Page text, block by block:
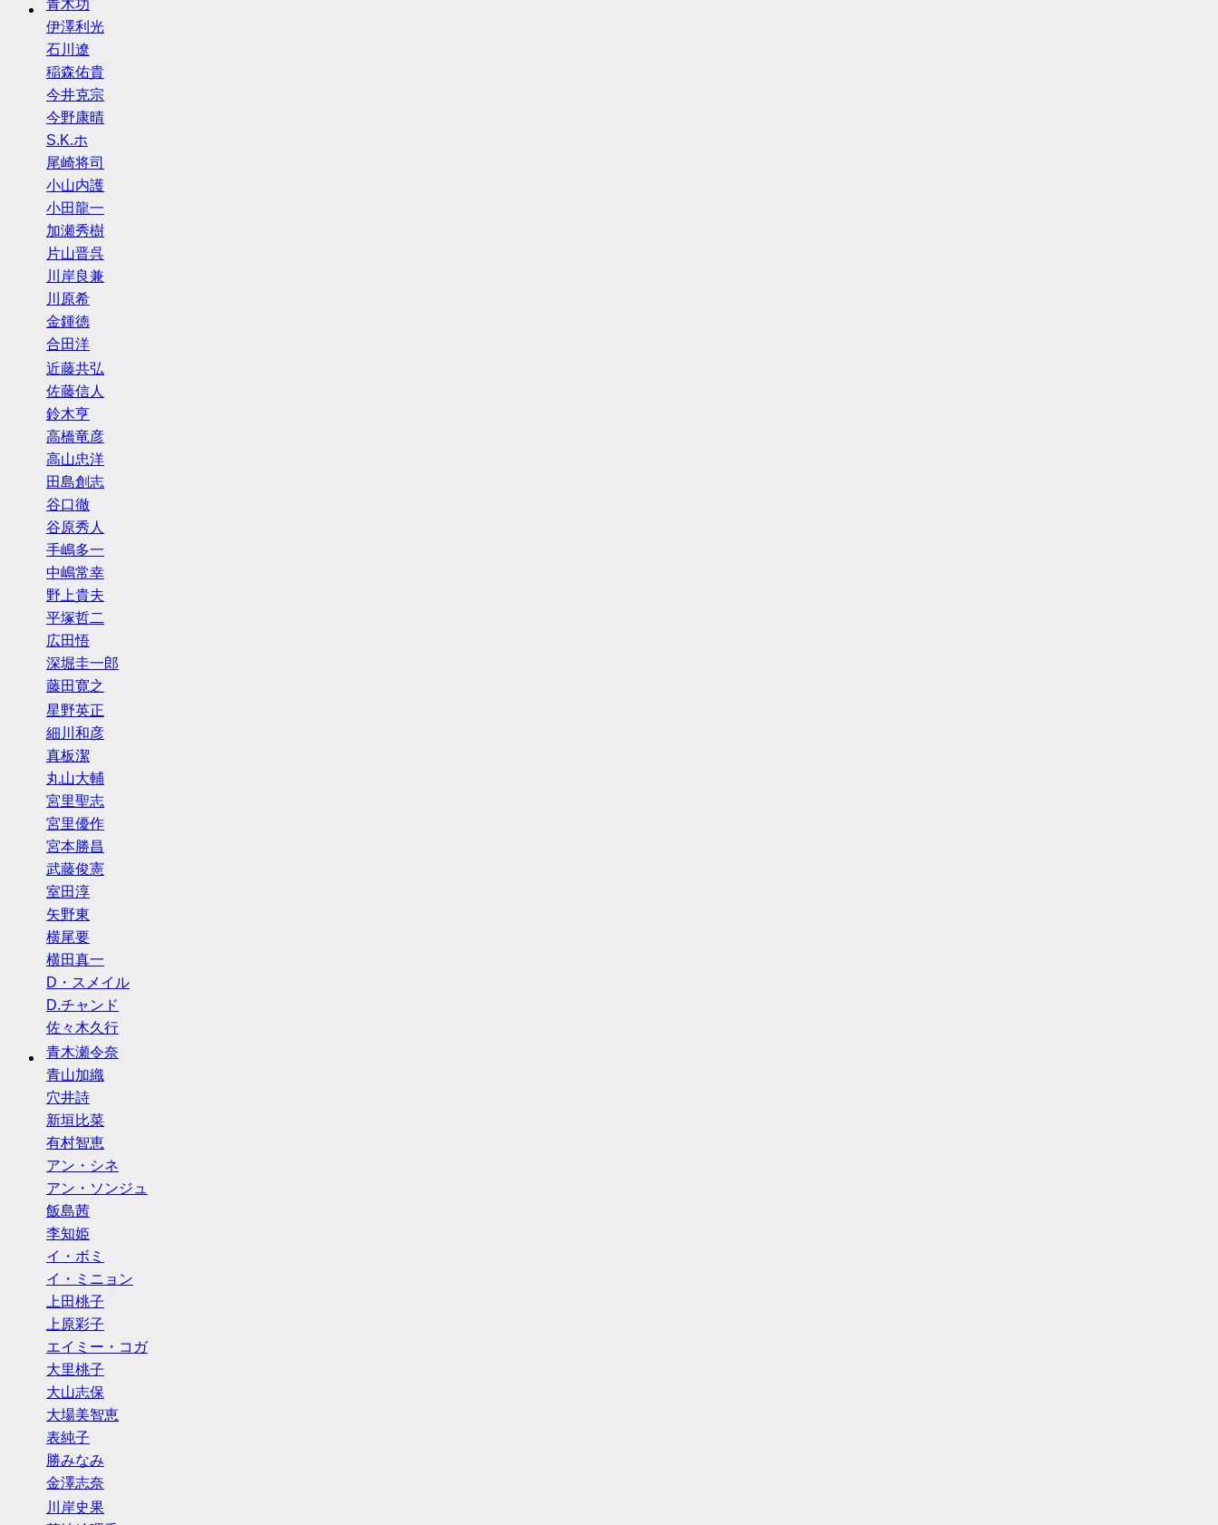
青木功
伊澤利光
石川遼
稲森佑貴
今井克宗
今野康晴
S.K.ホ
尾崎将司
小山内護
小田龍一
加瀬秀樹
片山晋呉
川岸良兼
川原希
金鍾徳
合田洋
近藤共弘
佐藤信人
鈴木亨
高橋竜彦
高山忠洋
田島創志
谷口徹
谷原秀人
手嶋多一
中嶋常幸
野上貴夫
平塚哲二
広田悟
深堀圭一郎
藤田寛之
星野英正
細川和彦
真板潔
丸山大輔
宮里聖志
宮里優作
宮本勝昌
武藤俊憲
室田淳
矢野東
横尾要
横田真一
D・スメイル
D.チャンド
佐々木久行
青木瀬令奈
青山加織
穴井詩
新垣比菜
有村智恵
アン・シネ
アン・ソンジュ
飯島茜
李知姫
イ・ボミ
イ・ミニョン
上田桃子
上原彩子
エイミー・コガ
大里桃子
大山志保
大場美智恵
表純子
勝みなみ
金澤志奈
川岸史果